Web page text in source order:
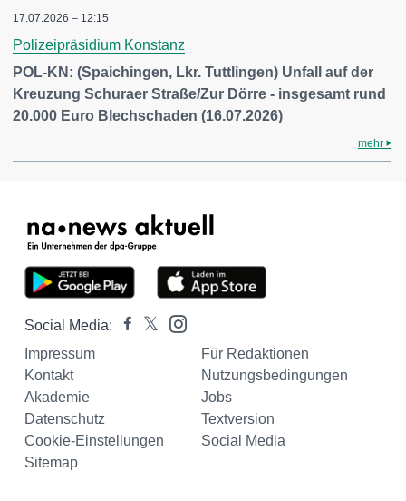
17.07.2026 – 12:15
Polizeipräsidium Konstanz
POL-KN: (Spaichingen, Lkr. Tuttlingen) Unfall auf der
Kreuzung Schuraer Straße/Zur Dörre - insgesamt rund
20.000 Euro Blechschaden (16.07.2026)
mehr
Social Media:
Impressum
Für Redaktionen
Kontakt
Nutzungsbedingungen
Akademie
Jobs
Datenschutz
Textversion
Cookie-Einstellungen
Social Media
Sitemap